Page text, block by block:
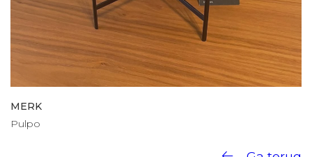
MERK
Pulpo